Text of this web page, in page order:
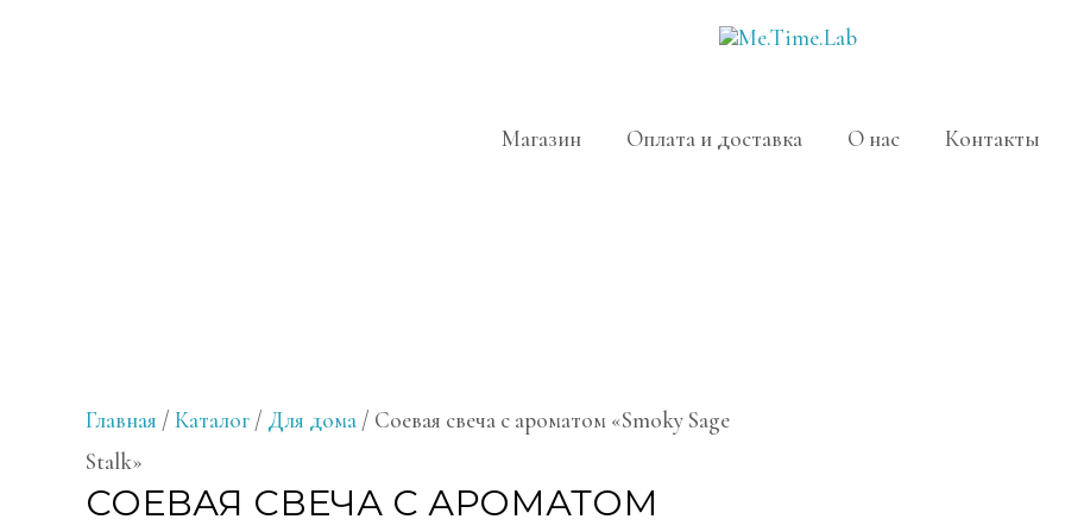
Магазин Оплата и доставка О нас Контакты
Главная / Каталог / Для дома / Соевая свеча с ароматом «Smoky Sage
Stalk»
СОЕВАЯ СВЕЧА С АРОМАТОМ